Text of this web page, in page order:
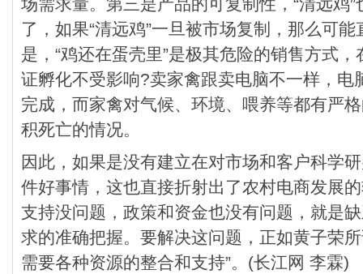
了，如果“清远鸡”一旦被市场复制，那么可
是，“鸡还在蛋壳里”是极其危险的销售方式
证孵化不受影响?卖家禽跟卖电脑不一样，电
完成，而家禽对气候、环境、喂养等都有严
积死亡的情况。
因此，如果是没有建立在对市场和客户科学
件好事情，这也直接折射出了农村电商发展
支持没问题，政策和资金也没有问题，就是
求的准确把握。要解决这问题，正如黄子荣
需要各种资源的整合和支持”。(长江网 李霖)